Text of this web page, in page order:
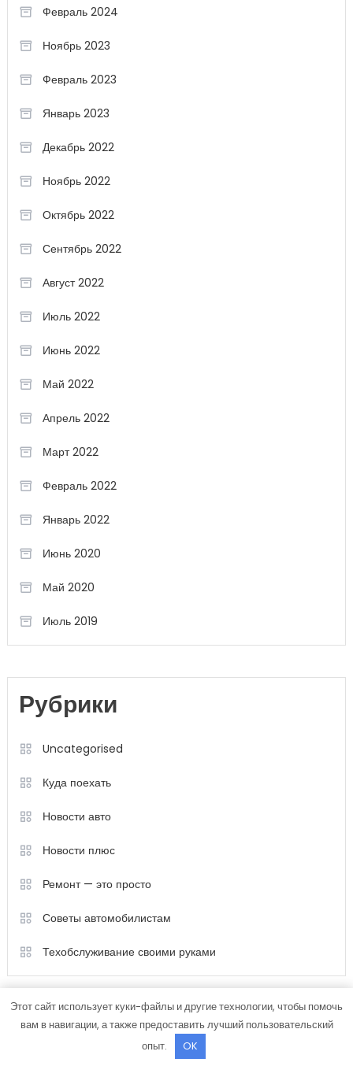
Февраль 2024
Ноябрь 2023
Февраль 2023
Январь 2023
Декабрь 2022
Ноябрь 2022
Октябрь 2022
Сентябрь 2022
Август 2022
Июль 2022
Июнь 2022
Май 2022
Апрель 2022
Март 2022
Февраль 2022
Январь 2022
Июнь 2020
Май 2020
Июль 2019
Рубрики
Uncategorised
Куда поехать
Новости авто
Новости плюс
Ремонт — это просто
Советы автомобилистам
Техобслуживание своими руками
Тема: Color Magazine от
Этот сайт использует куки-файлы и другие технологии, чтобы помочь
вам в навигации, а также предоставить лучший пользовательский
опыт.
OK